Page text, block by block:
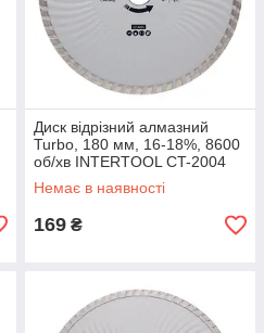
Диск відрізний алмазний
Turbo, 180 мм, 16-18%, 8600
об/хв INTERTOOL CT-2004
Немає в наявності
169 ₴